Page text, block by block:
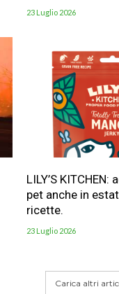
23 Luglio 2026
LILY’S
pet anche in
ricette.
23 Luglio 2026
Carica altri